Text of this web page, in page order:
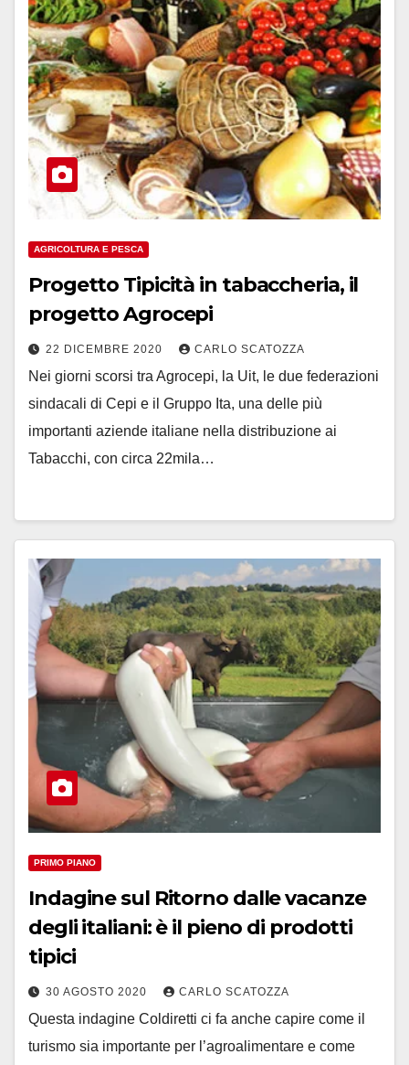
AGRICOLTURA E PESCA
Progetto Tipicità in tabaccheria, il
progetto Agrocepi
22 DICEMBRE 2020 CARLO SCATOZZA
Nei giorni scorsi tra Agrocepi, la Uit, le due federazioni
sindacali di Cepi e il Gruppo Ita, una delle più
importanti aziende italiane nella distribuzione ai
Tabacchi, con circa 22mila…
PRIMO PIANO
Indagine sul Ritorno dalle vacanze
degli italiani: è il pieno di prodotti
tipici
30 AGOSTO 2020 CARLO SCATOZZA
Questa indagine Coldiretti ci fa anche capire come il
turismo sia importante per l’agroalimentare e come